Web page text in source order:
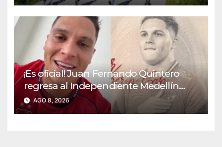
¡Es oficial! Juan Fernando Quintero
regresa al Independiente Medellín
para el segundo semestre
AGO 8, 2026